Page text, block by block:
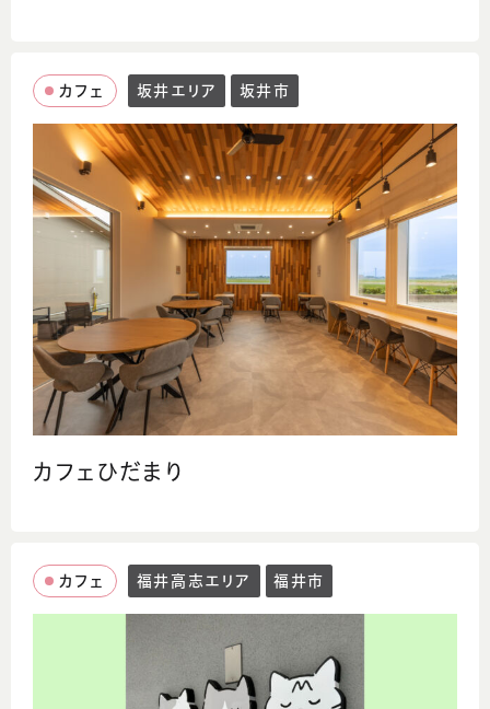
カフェ 坂井エリア 坂井市
カフェひだまり
カフェ 福井高志エリア 福井市